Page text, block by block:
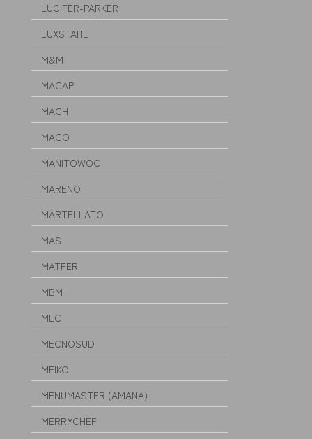
LUCIFER-PARKER
LUXSTAHL
M&M
MACAP
MACH
MACO
MANITOWOC
MARENO
MARTELLATO
MAS
MATFER
MBM
MEC
MECNOSUD
MEIKO
MENUMASTER (AMANA)
MERRYCHEF